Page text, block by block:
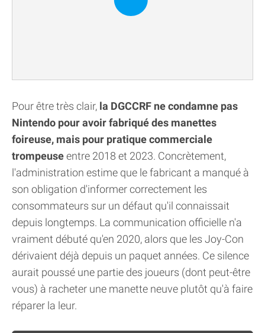
Pour être très clair, la DGCCRF ne condamne pas
Nintendo pour avoir fabriqué des manettes
foireuse, mais pour pratique commerciale
trompeuseentre 2018 et 2023. Concrètement,
l'administration estime que le fabricant a manqué à
son obligation d'informer correctement les
consommateurs sur un défaut qu'il connaissait
depuis longtemps. La communication officielle n'a
vraiment débuté qu'en 2020, alors que les Joy-Con
dérivaient déjà depuis un paquet années. Ce silence
aurait poussé une partie des joueurs (dont peut-être
vous) à racheter une manette neuve plutôt qu'à faire
réparer la leur.